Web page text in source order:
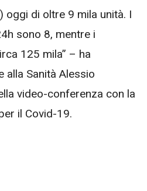
oggi di oltre 9 mila unità. I
sono 8, mentre i
125 mila” – ha
alla Sanità Alessio
video-conferenza con la
il Covid-19.